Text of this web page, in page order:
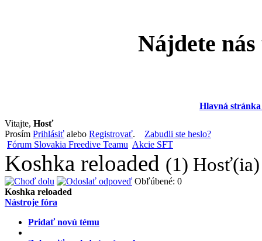
Nájdete
Hlavná
Vitajte, Hosť
Prosím Prihlásiť alebo Registrovať. Zabudli ste heslo?
Fórum Slovakia Freedive Teamu Akcie SFT
Koshka reloaded (1) Hosť(ia)
Obľúbené: 0
Koshka reloaded
Nástroje fóra
Pridať novú tému